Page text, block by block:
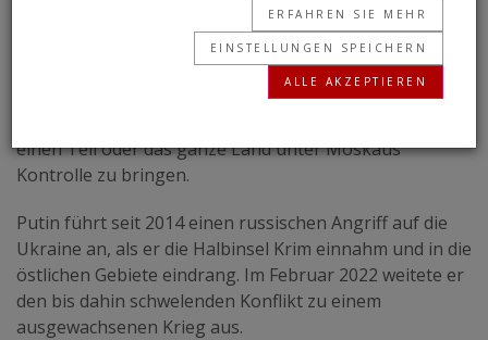
• 17.10.2023
n den letzten anderthalb Jahren hat das Russland von
einen Teil oder das ganze Land unter Moskaus
Kontrolle zu bringen.
Putin führt seit 2014 einen russischen Angriff auf die
Ukraine an, als er die Halbinsel Krim einnahm und in die
östlichen Gebiete eindrang. Im Februar 2022 weitete er
den bis dahin schwelenden Konflikt zu einem
ausgewachsenen Krieg aus.
ERFAHREN SIE MEHR
EINSTELLUNGEN SPEICHERN
ALLE AKZEPTIEREN